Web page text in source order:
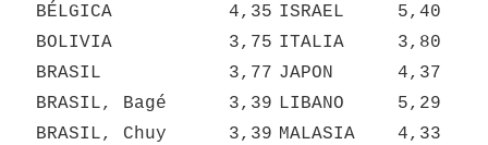
BÉLGICA
4,35 ISRAEL
5,40
BOLIVIA
3,75 ITALIA
3,80
BRASIL
3,77 JAPON
4,37
BRASIL, Bagé
3,39 LIBANO
5,29
BRASIL, Chuy
3,39 MALASIA
4,33